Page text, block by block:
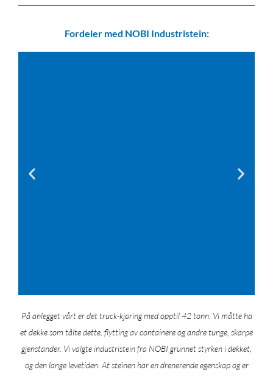
Fordeler med NOBI Industristein:
Ekstrem belastning:
Industristein fra NOBI tilfredsstiller
de høyeste krav til industrielle arealer
På anlegget vårt er det truck-kjøring med opptil 42 tonn. Vi måtte ha
et dekke som tålte dette, flytting av containere og andre tunge, skarpe
gjenstander. Vi valgte industristein fra NOBI grunnet styrken i dekket,
og den lange levetiden. At steinen har en drenerende egenskap og er